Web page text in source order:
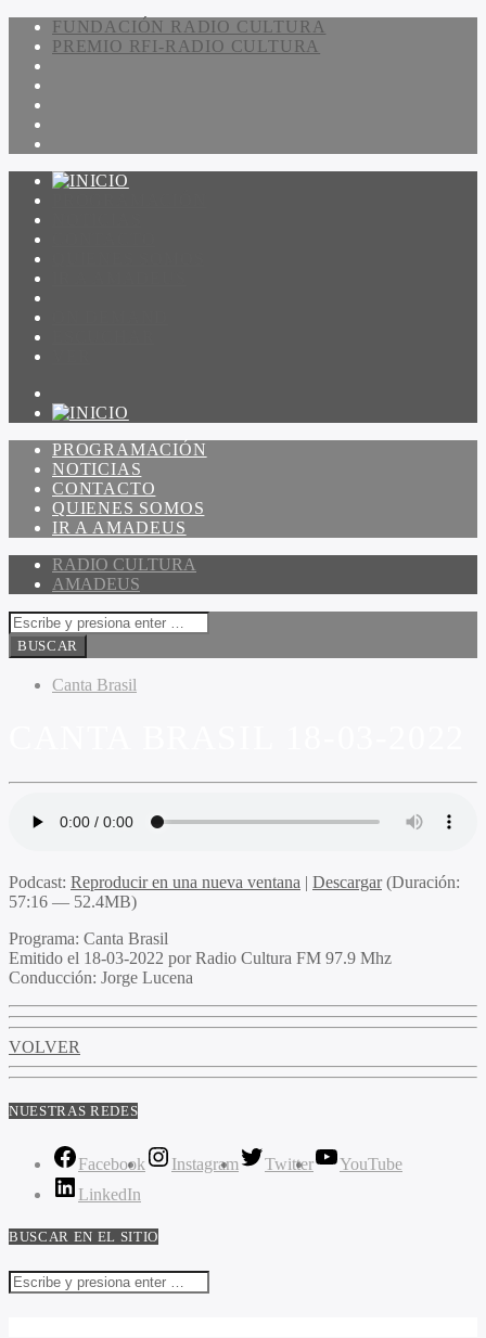
FUNDACIÓN RADIO CULTURA
PREMIO RFI-RADIO CULTURA
PROGRAMACIÓN
NOTICIAS
CONTACTO
QUIENES SOMOS
IR A AMADEUS
RADIO CULTURA
AMADEUS
Canta Brasil
Podcast: Reproducir en una nueva ventana | Descargar(Duración:
57:16 — 52.4MB)
Programa: Canta Brasil
Emitido el 18-03-2022 por Radio Cultura FM 97.9 Mhz
Conducción: Jorge Lucena
VOLVER
NUESTRAS REDES
Facebook Instagram Twitter
YouTube
LinkedIn
BUSCAR EN EL SITIO